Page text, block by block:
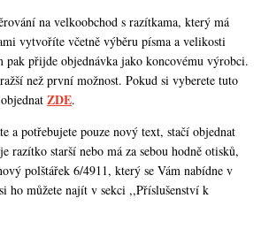
na velkoobchod s razítkama, který má
vytvoříte včetně výběru písma a velikosti
pak přijde objednávka jako koncovému výrobci.
než první možnost. Pokud si vyberete tuto
ZDE.
a potřebujete pouze nový text, stačí objednat
razítko starší nebo má za sebou hodně otisků,
polštářek 6/4911, který se Vám nabídne v
ho můžete najít v sekci ,,Příslušenství k